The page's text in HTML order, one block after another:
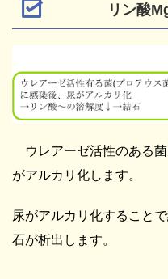
リン酸
ウレアーゼ活性のある
がアルカリ化します。
尿がアルカリ化すること
石が析出します。